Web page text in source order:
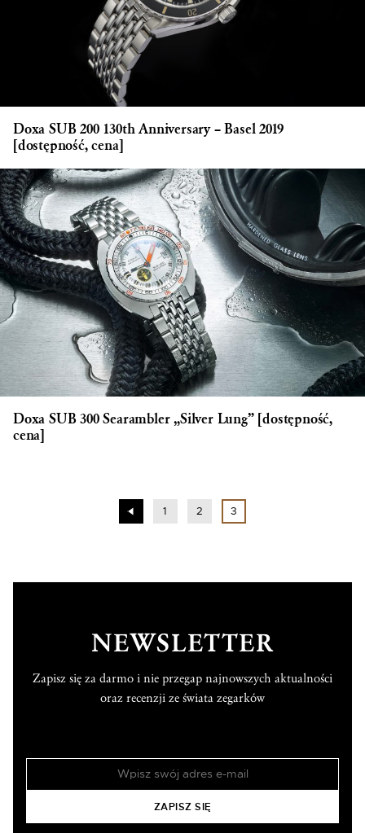
Doxa SUB 200 130th Anniversary – Basel 2019
[dostępność, cena]
Doxa SUB 300 Searambler „Silver Lung” [dostępność,
cena]
1 2 3
NEWSLETTER
Zapisz się za darmo i nie przegap najnowszych aktualności
oraz recenzji ze świata zegarków